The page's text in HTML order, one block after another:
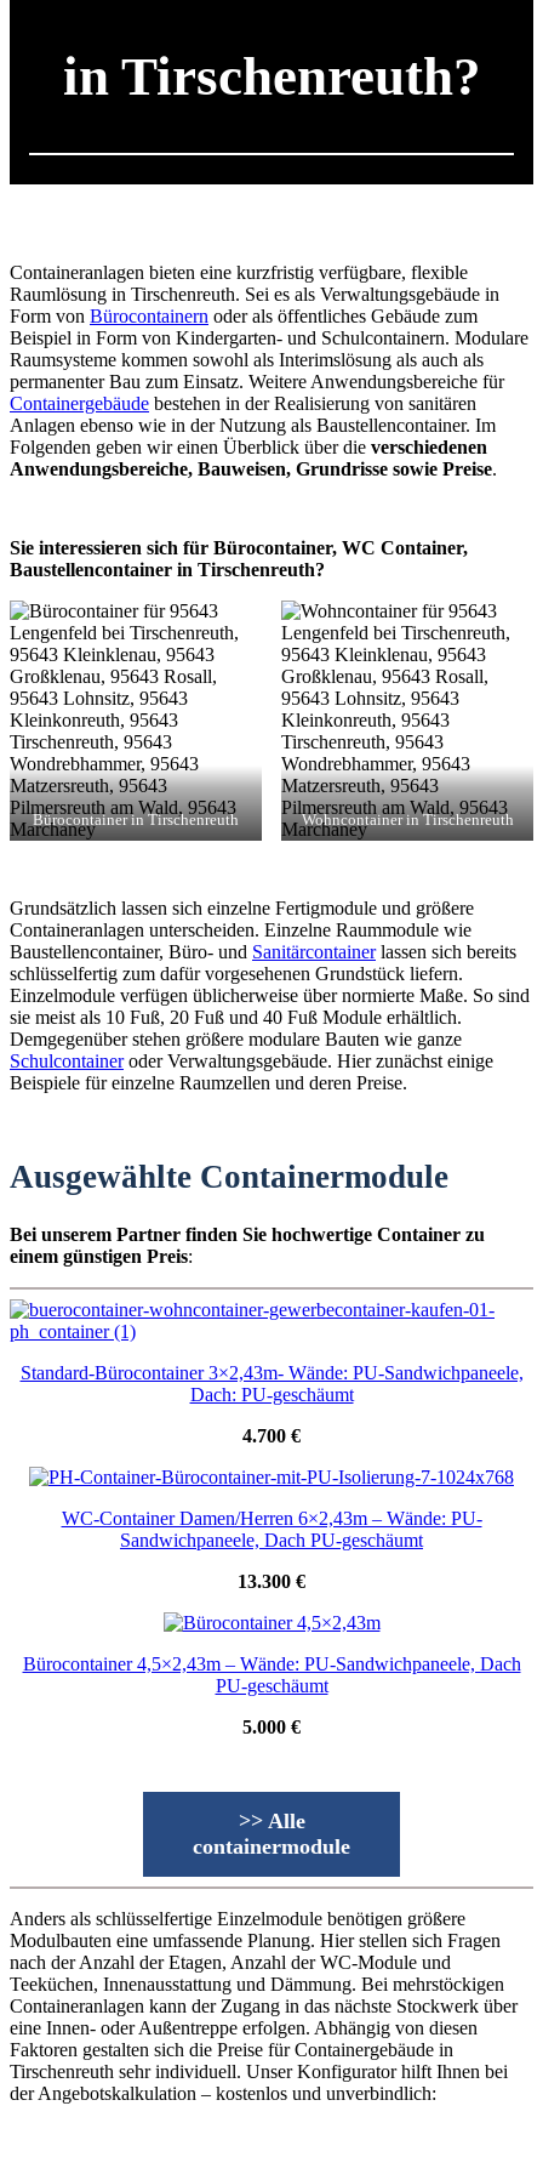
in Tirschenreuth?
Containeranlagen bieten eine kurzfristig verfügbare, flexible
Raumlösung in Tirschenreuth. Sei es als Verwaltungsgebäude in
Form von Bürocontainern oder als öffentliches Gebäude zum
Beispiel in Form von Kindergarten- und Schulcontainern. Modulare
Raumsysteme kommen sowohl als Interimslösung als auch als
permanenter Bau zum Einsatz. Weitere Anwendungsbereiche für
Containergebäude bestehen in der Realisierung von sanitären
Anlagen ebenso wie in der Nutzung als Baustellencontainer. Im
Folgenden geben wir einen Überblick über die verschiedenen
Anwendungsbereiche, Bauweisen, Grundrisse sowie Preise.
Sie interessieren sich für Bürocontainer, WC Container,
Baustellencontainer in Tirschenreuth?
Bürocontainer in Tirschenreuth Wohncontainer in Tirschenreuth
Grundsätzlich lassen sich einzelne Fertigmodule und größere
Containeranlagen unterscheiden. Einzelne Raummodule wie
Baustellencontainer, Büro- und Sanitärcontainerlassen sich bereits
schlüsselfertig zum dafür vorgesehenen Grundstück liefern.
Einzelmodule verfügen üblicherweise über normierte Maße. So sind
sie meist als 10 Fuß, 20 Fuß und 40 Fuß Module erhältlich.
Demgegenüber stehen größere modulare Bauten wie ganze
Schulcontaineroder Verwaltungsgebäude. Hier zunächst einige
Beispiele für einzelne Raumzellen und deren Preise.
Ausgewählte Containermodule
Bei unserem Partner finden Sie hochwertige Container zu
einem günstigen Preis:
Standard-Bürocontainer 3×2,43m- Wände: PU-Sandwichpaneele,
Dach: PU-geschäumt
4.700 €
WC-Container Damen/Herren 6×2,43m – Wände: PU-
Sandwichpaneele, Dach PU-geschäumt
13.300 €
Bürocontainer 4,5×2,43m – Wände: PU-Sandwichpaneele, Dach
PU-geschäumt
5.000 €
>> Alle
containermodule
Anders als schlüsselfertige Einzelmodule benötigen größere
Modulbauten eine umfassende Planung. Hier stellen sich Fragen
nach der Anzahl der Etagen, Anzahl der WC-Module und
Teeküchen, Innenausstattung und Dämmung. Bei mehrstöckigen
Containeranlagen kann der Zugang in das nächste Stockwerk über
eine Innen- oder Außentreppe erfolgen. Abhängig von diesen
Faktoren gestalten sich die Preise für Containergebäude in
Tirschenreuth sehr individuell. Unser Konfigurator hilft Ihnen bei
der Angebotskalkulation – kostenlos und unverbindlich: